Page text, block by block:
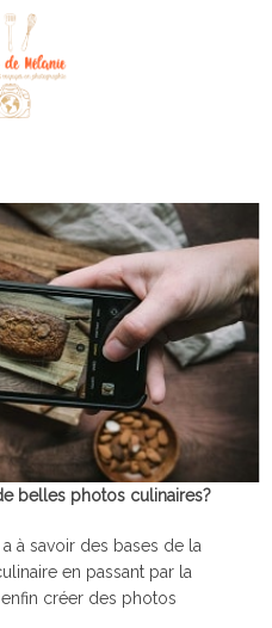
belles photos culinaires?
a à savoir des bases de la
en passant par la
créer des photos